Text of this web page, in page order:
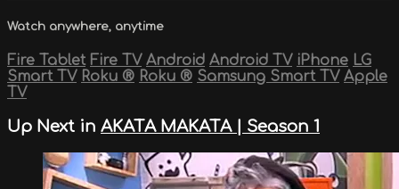
Watch anywhere, anytime
Fire Tablet Fire TV Android Android TV iPhone LG
Smart TV Roku ® Roku ® Samsung Smart TV Apple
TV
Up Next in ΑΚΑΤΑ ΜΑΚΑΤΑ | Season 1